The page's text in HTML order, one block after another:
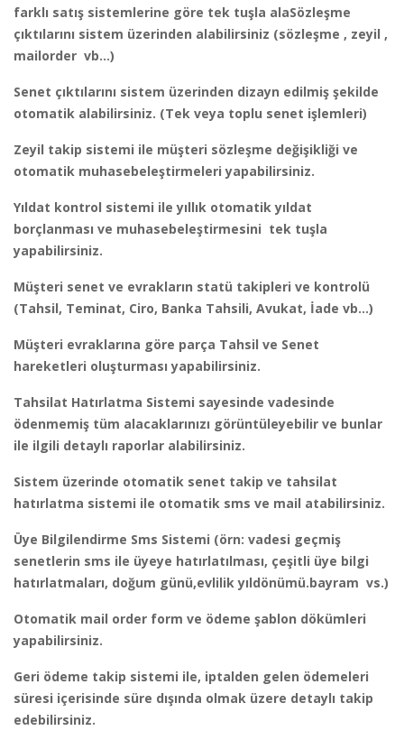
farklı satış sistemlerine göre tek tuşla alaSözleşme
çıktılarını sistem üzerinden alabilirsiniz (sözleşme , zeyil ,
mailorder vb…)
Senet çıktılarını sistem üzerinden dizayn edilmiş şekilde
otomatik alabilirsiniz. (Tek veya toplu senet işlemleri)
Zeyil takip sistemi ile müşteri sözleşme değişikliği ve
otomatik muhasebeleştirmeleri yapabilirsiniz.
Yıldat kontrol sistemi ile yıllık otomatik yıldat
borçlanması ve muhasebeleştirmesini tek tuşla
yapabilirsiniz.
Müşteri senet ve evrakların statü takipleri ve kontrolü
(Tahsil, Teminat, Ciro, Banka Tahsili, Avukat, İade vb…)
Müşteri evraklarına göre parça Tahsil ve Senet
hareketleri oluşturması yapabilirsiniz.
Tahsilat Hatırlatma Sistemi sayesinde vadesinde
ödenmemiş tüm alacaklarınızı görüntüleyebilir ve bunlar
ile ilgili detaylı raporlar alabilirsiniz.
Sistem üzerinde otomatik senet takip ve tahsilat
hatırlatma sistemi ile otomatik sms ve mail atabilirsiniz.
Üye Bilgilendirme Sms Sistemi (örn: vadesi geçmiş
senetlerin sms ile üyeye hatırlatılması, çeşitli üye bilgi
hatırlatmaları, doğum günü,evlilik yıldönümü.bayram vs.)
Otomatik mail order form ve ödeme şablon dökümleri
yapabilirsiniz.
Geri ödeme takip sistemi ile, iptalden gelen ödemeleri
süresi içerisinde süre dışında olmak üzere detaylı takip
edebilirsiniz.